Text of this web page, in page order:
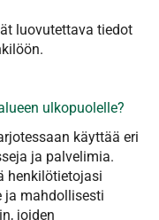
luovutettava tiedot
ulkopuolelle?
käyttää eri
ja palvelimia.
henkilötietojasi
ja mahdollisesti
joiden